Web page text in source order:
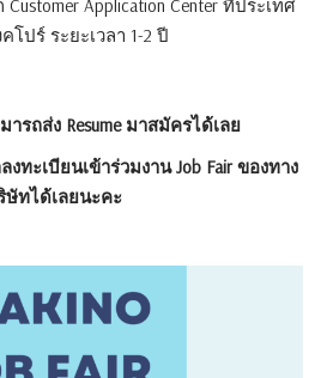
Customer Application Center ที่ประเทศ
คโปร์ ระยะเวลา 1-2 ปี
ารถส่ง Resume มาสมัครได้เลย
งทะเบียนเข้าร่วมงานJob Fairของทาง
ษัทได้เลยนะคะ